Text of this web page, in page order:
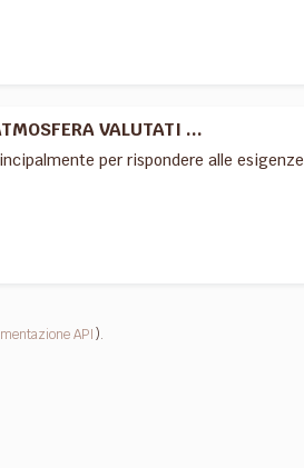
VALUTATI ...
per rispondere alle esigenze
API).